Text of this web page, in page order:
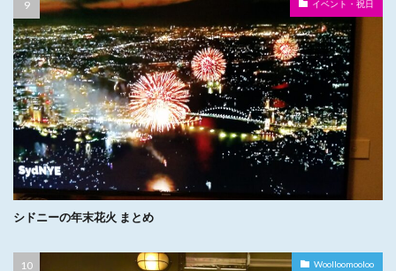
イベント・祝日
シドニーの年末花火 まとめ
Woolloomooloo